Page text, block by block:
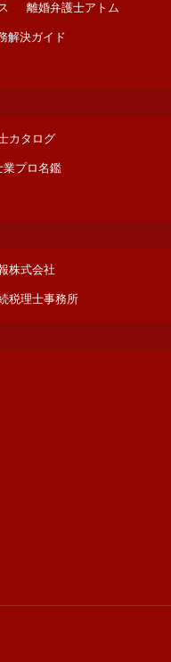
離婚弁護士アトム
解決ガイド
カタログ
業プロ名鑑
株式会社
税理士事務所